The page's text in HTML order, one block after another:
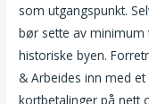
som utgangspunkt.
bør sette av
historiske byen.
& Arbeides inn med
kortbetalinger på nett